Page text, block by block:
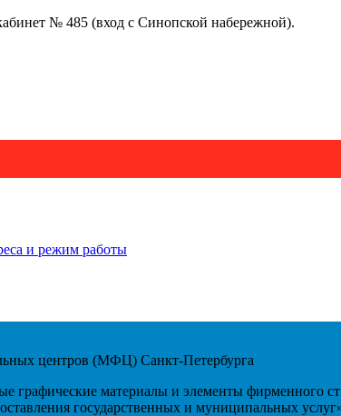
№ 485 (вход с Синопской набережной).
и режим работы
центров (МФЦ) Санкт-Петербурга
графические материалы и элементы фирменного
государственных и муниципальных